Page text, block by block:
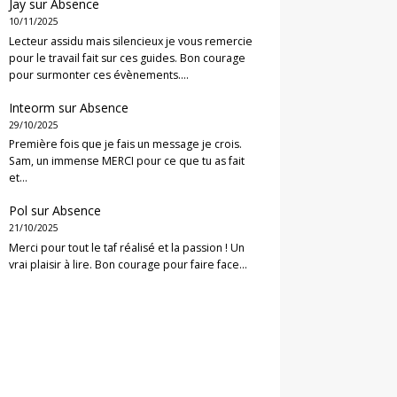
Jay surAbsence
10/11/2025
Lecteur assidu mais silencieux je vous remercie
pour le travail fait sur ces guides. Bon courage
pour surmonter ces évènements.…
Inteorm surAbsence
29/10/2025
Première fois que je fais un message je crois.
Sam, un immense MERCI pour ce que tu as fait
et…
Pol surAbsence
21/10/2025
Merci pour tout le taf réalisé et la passion ! Un
vrai plaisir à lire. Bon courage pour faire face…